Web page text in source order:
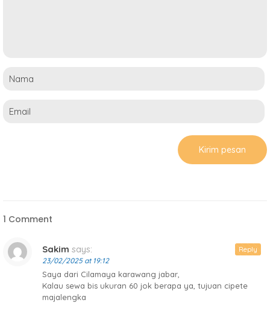
1 Comment
Sakim says:
23/02/2025 at 19:12
Saya dari Cilamaya karawang jabar,
Kalau sewa bis ukuran 60 jok berapa ya, tujuan cipete
majalengka
Reply